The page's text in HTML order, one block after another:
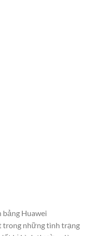
bảng Huawei
trong những tình trạng